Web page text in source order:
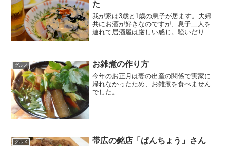
た
我が家は3歳と1歳の息子が居ます。夫婦
共にお酒が好きなのですが、息子二人を
連れて居酒屋は厳しい感じ。騒いだり、
居酒屋風につまみとビ...
グルメ お雑煮の作り方
今年のお正月は妻の出産の関係で実家に
帰れなかったため、お雑煮を食べません
でした。...
グルメ
帯広の銘店「ぱんちょう」さん